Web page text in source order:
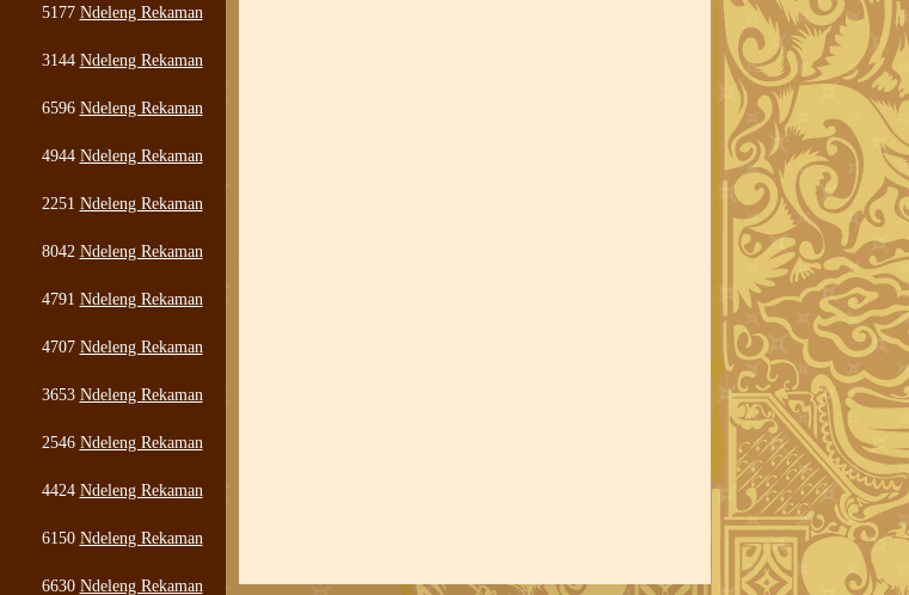
5177 Ndeleng Rekaman
3144 Ndeleng Rekaman
6596 Ndeleng Rekaman
4944 Ndeleng Rekaman
2251 Ndeleng Rekaman
8042 Ndeleng Rekaman
4791 Ndeleng Rekaman
4707 Ndeleng Rekaman
3653 Ndeleng Rekaman
2546 Ndeleng Rekaman
4424 Ndeleng Rekaman
6150 Ndeleng Rekaman
6630 Ndeleng Rekaman